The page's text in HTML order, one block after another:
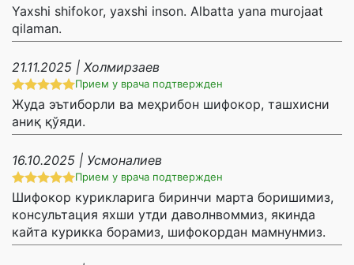
Yaxshi shifokor, yaxshi inson. Albatta yana murojaat
qilaman.
21.11.2025 | Холмирзаев
Прием у врача подтвержден
Жуда эътиборли ва меҳрибон шифокор, ташхисни
аниқ қўяди.
16.10.2025 | Усмоналиев
Прием у врача подтвержден
Шифокор курикларига биринчи марта боришимиз,
консультация яхши утди даволнвоммиз, якинда
кайта курикка борамиз, шифокордан мамнунмиз.